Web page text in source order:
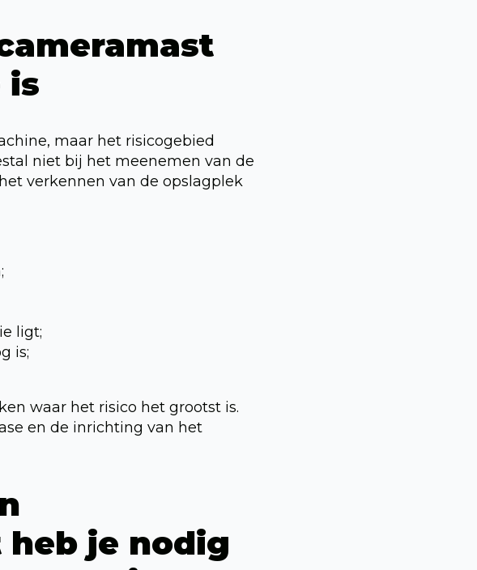
is
maar het risicogebied
niet bij het meenemen van de
verkennen van de opslagplek
ligt;
is;
waar het risico het grootst is.
en de inrichting van het
je nodig